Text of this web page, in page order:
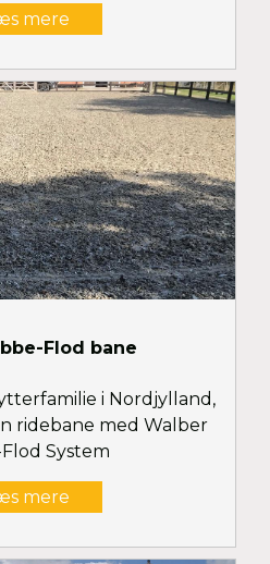
mere
Flod bane
i Nordjylland,
ridebane med Walber
System
mere